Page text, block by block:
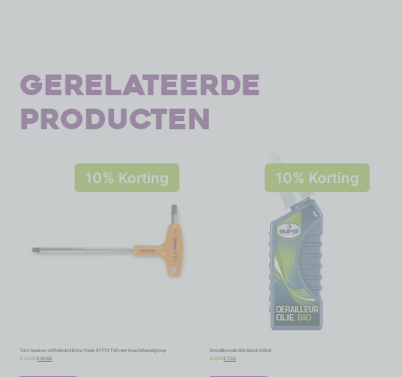
Gerelateerde
producten
10% Korting
Torx haakse stiftsleutel Beta Tools 97TTX T30 met krachthandgreep
€22,87 €20,58
10% Korting
Derailleurolie Bio Eurol 100ml
7,95 €7,16